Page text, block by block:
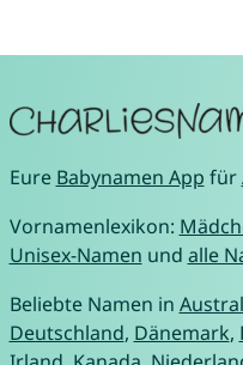
Eure Babynamen App für
Vornamenlexikon:
Unisex-Namen und alle
Beliebte Namen in
Deutschland, Dänemark,